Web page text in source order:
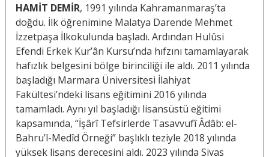
HAMİT DEMİR, 1991 yılında Kahramanmaraş’ta
doğdu. İlk öğrenimine Malatya Darende Mehmet
İzzetpaşa İlkokulunda başladı. Ardından Hulûsi
Efendi Erkek Kur’ân Kursu’nda hıfzını tamamlayarak
hafızlık belgesini bölge birinciliği ile aldı. 2011 yılında
başladığı Marmara Üniversitesi İlahiyat
Fakültesi’ndeki lisans eğitimini 2016 yılında
tamamladı. Aynı yıl başladığı lisansüstü eğitimi
kapsamında, “İşârî Tefsirlerde Tasavvufî Âdâb: el-
Bahru’l-Medîd Örneği” başlıklı teziyle 2018 yılında
yüksek lisans derecesini aldı. 2023 yılında Sivas